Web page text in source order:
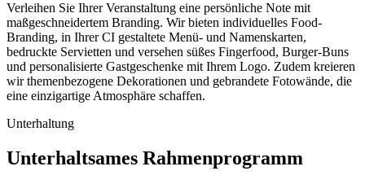
Verleihen Sie Ihrer Veranstaltung eine persönliche Note mit
maßgeschneidertem Branding. Wir bieten individuelles Food-
Branding, in Ihrer CI gestaltete Menü- und Namenskarten,
bedruckte Servietten und versehen süßes Fingerfood, Burger-Buns
und personalisierte Gastgeschenke mit Ihrem Logo. Zudem kreieren
wir themenbezogene Dekorationen und gebrandete Fotowände, die
eine einzigartige Atmosphäre schaffen.
Unterhaltung
Unterhaltsames Rahmenprogramm